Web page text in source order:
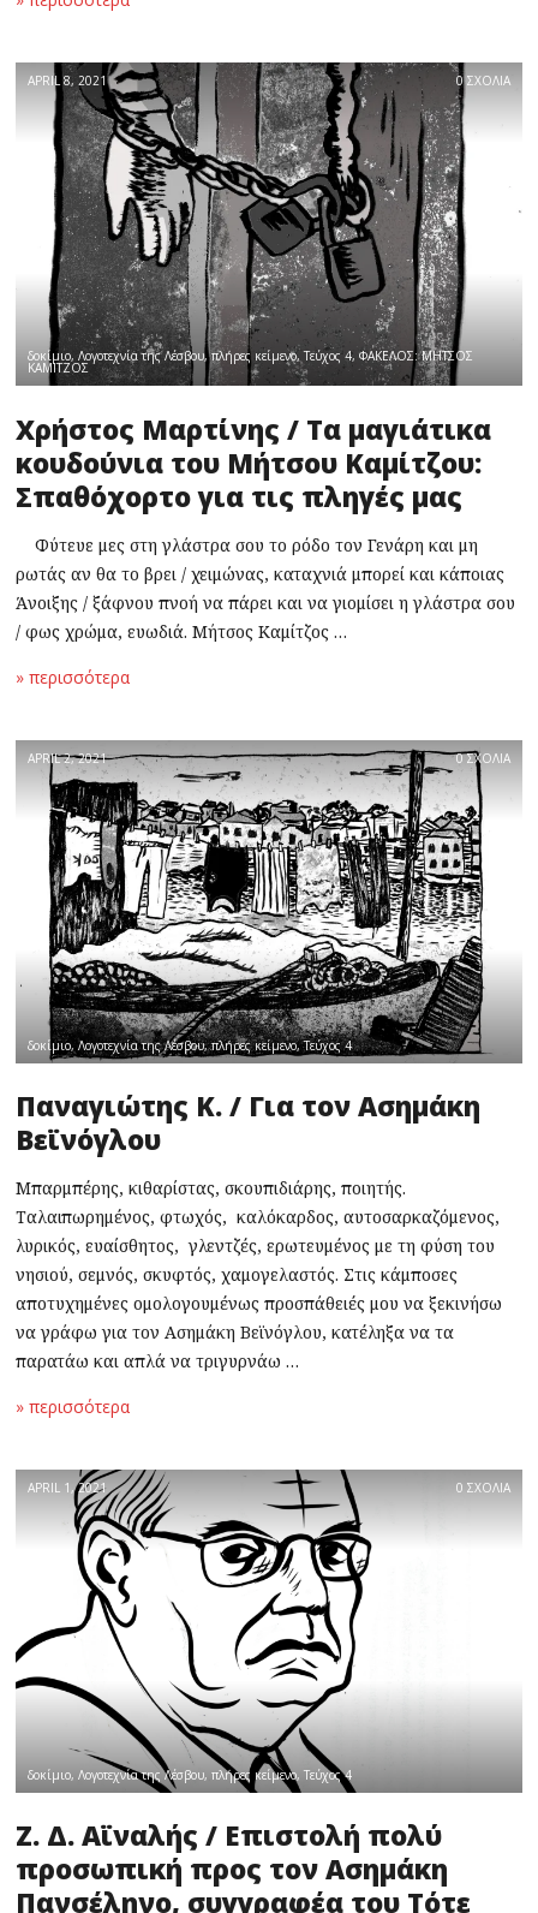
APRIL 8, 2021 0 ΣΧΟΛΙΑ
δοκίμιο,Λογοτεχνία της Λέσβου,πλήρες κείμενο,Τεύχος 4,ΦΑΚΕΛΟΣ: ΜΗΤΣΟΣ
ΚΑΜΙΤΖΟΣ
Χρήστος Μαρτίνης / Τα μαγιάτικα
κουδούνια του Μήτσου Καμίτζου:
Σπαθόχορτο για τις πληγές μας
Φύτευε μες στη γλάστρα σου το ρόδο τον Γενάρη και μη
ρωτάς αν θα το βρει / χειμώνας, καταχνιά μπορεί και κάποιας
Άνοιξης / ξάφνου πνοή να πάρει και να γιομίσει η γλάστρα σου
/ φως χρώμα, ευωδιά. Μήτσος Καμίτζος …
» περισσότερα
APRIL 2, 2021 0 ΣΧΟΛΙΑ
δοκίμιο,Λογοτεχνία της Λέσβου,πλήρες κείμενο,Τεύχος 4
Παναγιώτης Κ. / Για τον Ασημάκη
Βεϊνόγλου
Μπαρμπέρης, κιθαρίστας, σκουπιδιάρης, ποιητής.
Ταλαιπωρημένος, φτωχός, καλόκαρδος, αυτοσαρκαζόμενος,
λυρικός, ευαίσθητος, γλεντζές, ερωτευμένος με τη φύση του
νησιού, σεμνός, σκυφτός, χαμογελαστός. Στις κάμποσες
αποτυχημένες ομολογουμένως προσπάθειές μου να ξεκινήσω
να γράφω για τον Ασημάκη Βεϊνόγλου, κατέληξα να τα
παρατάω και απλά να τριγυρνάω …
» περισσότερα
APRIL 1, 2021 0 ΣΧΟΛΙΑ
δοκίμιο,Λογοτεχνία της Λέσβου,πλήρες κείμενο,Τεύχος 4
Ζ. Δ. Αϊναλής / Επιστολή πολύ
προσωπική προς τον Ασημάκη
Πανσέληνο, συγγραφέα του Τότε